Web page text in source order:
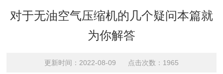
对于无油空气压缩机的几个疑问本篇就
为你解答
更新时间：2022-08-09 点击次数：1965